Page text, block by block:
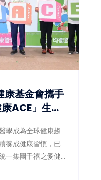
康基金會攜手
ACE」生態
學成為全球健康趨
養成健康習慣，已
一集團千禧之愛健